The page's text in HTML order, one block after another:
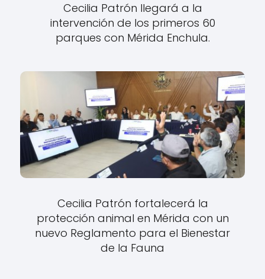
Cecilia Patrón llegará a la
intervención de los primeros 60
parques con Mérida Enchula.
Cecilia Patrón fortalecerá la
protección animal en Mérida con un
nuevo Reglamento para el Bienestar
de la Fauna